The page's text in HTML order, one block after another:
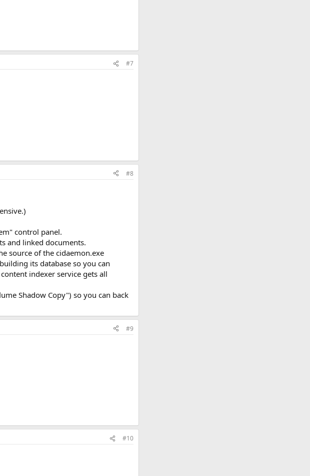
#7
#8
control panel.
and linked documents.
source of the cidaemon.exe
its database so you can
indexer service gets all
Shadow Copy") so you can back
#9
#10